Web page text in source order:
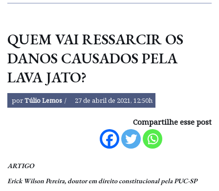
QUEM VAI RESSARCIR OS
DANOS CAUSADOS PELA
LAVA JATO?
porTúlio Lemos 27 de abril de 2021, 12:50h
Compartilhe esse post
ARTIGO
Erick Wilson Pereira, doutor em direito constitucional pela PUC-SP